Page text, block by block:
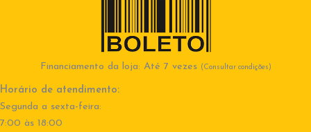
Financiamento da loja: Até 7 vezes (Consultar condições)
Horário de atendimento:
Segunda a sexta-feira:
7:00 às 18:00